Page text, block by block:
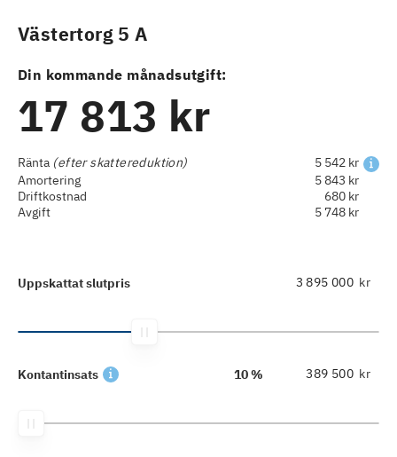
Västertorg 5 A
Din kommande månadsutgift:
17 813 kr
Ränta (efter skattereduktion)
5 542 kr
Amortering
5 843 kr
Driftkostnad
680 kr
Avgift
5 748 kr
Uppskattat slutpris kr
Kontantinsats 10 % kr